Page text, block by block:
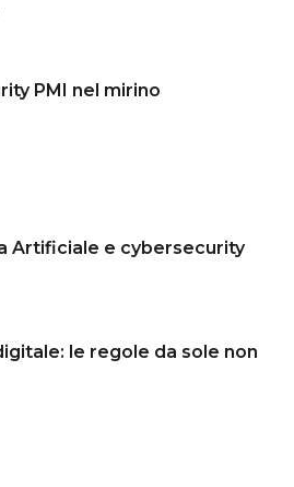
PMI nel mirino
Artificiale e cybersecurity
le regole da sole non